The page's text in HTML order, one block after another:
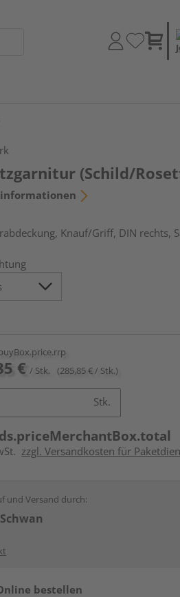
(Schild/
Knauf/Griff, DIN rechts,
€ / Stk. (285,85 € / Stk.)
Stk.
zzgl. Versandkosten für
und Versand durch:
bestellen